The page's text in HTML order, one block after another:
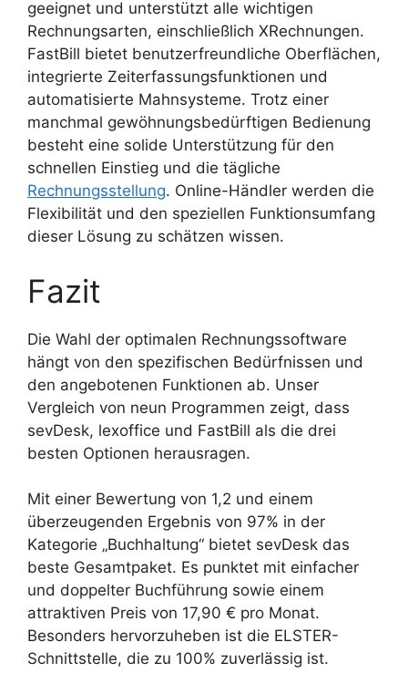
geeignet und unterstützt alle wichtigen
Rechnungsarten, einschließlich XRechnungen.
FastBill bietet benutzerfreundliche Oberflächen,
integrierte Zeiterfassungsfunktionen und
automatisierte Mahnsysteme. Trotz einer
manchmal gewöhnungsbedürftigen Bedienung
besteht eine solide Unterstützung für den
schnellen Einstieg und die tägliche
Rechnungsstellung. Online-Händler werden die
Flexibilität und den speziellen Funktionsumfang
dieser Lösung zu schätzen wissen.
Fazit
Die Wahl der optimalen Rechnungssoftware
hängt von den spezifischen Bedürfnissen und
den angebotenen Funktionen ab. Unser
Vergleich von neun Programmen zeigt, dass
sevDesk, lexoffice und FastBill als die drei
besten Optionen herausragen.
Mit einer Bewertung von 1,2 und einem
überzeugenden Ergebnis von 97% in der
Kategorie „Buchhaltung“ bietet sevDesk das
beste Gesamtpaket. Es punktet mit einfacher
und doppelter Buchführung sowie einem
attraktiven Preis von 17,90 € pro Monat.
Besonders hervorzuheben ist die ELSTER-
Schnittstelle, die zu 100% zuverlässig ist.